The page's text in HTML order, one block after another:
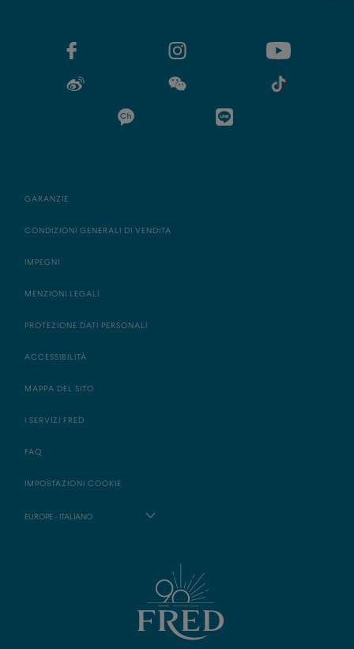
GARANZIE
CONDIZIONI GENERALI DI VENDITA
IMPEGNI
MENZIONI LEGALI
PROTEZIONE DATI PERSONALI
ACCESSIBILITÀ
MAPPA DEL SITO
I SERVIZI FRED
FAQ
IMPOSTAZIONI COOKIE
EUROPE - ITALIANO